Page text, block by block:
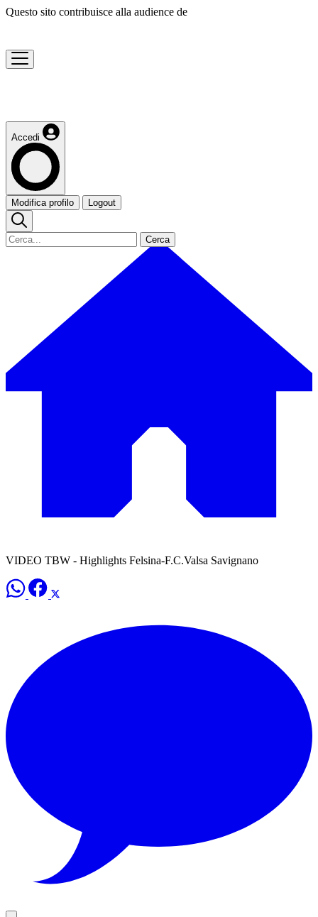
Questo sito contribuisce alla audience de
Accedi
Modifica profilo Logout
Cerca
VIDEO TBW - Highlights Felsina-F.C.Valsa Savignano